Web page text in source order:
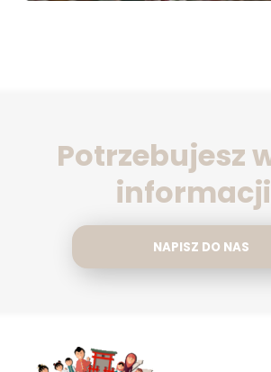
Potrzebujesz
NAPISZ DO NAS